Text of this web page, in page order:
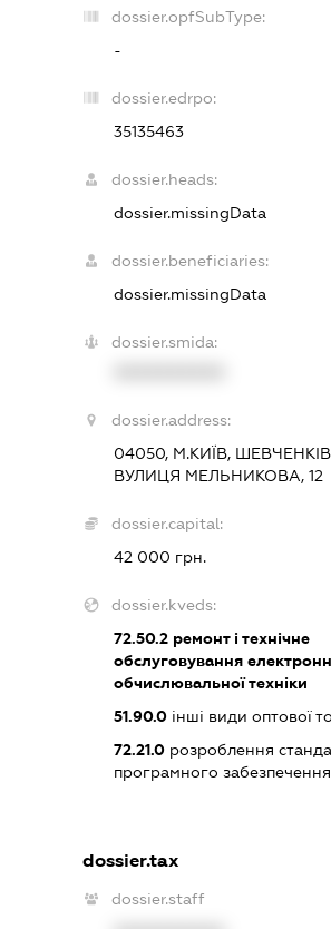
dossier.opfSubType:
-
dossier.edrpo:
35135463
dossier.heads:
dossier.missingData
dossier.beneficiaries:
dossier.missingData
dossier.smida:
dossier.address:
04050, М.КИЇВ,
ВУЛИЦЯ МЕЛЬНИКОВА, 12
dossier.capital:
42 000 грн.
dossier.kveds:
72.50.2ремонт і технічне
обслуговування
обчислювальної техніки
51.90.0інші види оптової
72.21.0розроблення
програмного забезпечення
dossier.tax
dossier.staff